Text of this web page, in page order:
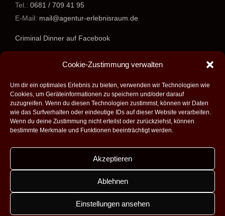
Cookie-Zustimmung verwalten
Um dir ein optimales Erlebnis zu bieten, verwenden wir Technologien wie
Cookies, um Geräteinformationen zu speichern und/oder darauf
zuzugreifen. Wenn du diesen Technologien zustimmst, können wir Daten
wie das Surfverhalten oder eindeutige IDs auf dieser Website verarbeiten.
Wenn du deine Zustimmung nicht erteilst oder zurückziehst, können
bestimmte Merkmale und Funktionen beeinträchtigt werden.
Akzeptieren
Ablehnen
Einstellungen ansehen
Tel.: 0681 / 709 41 95
E-Mail: mail@agentur-erlebnisraum.de
Criminal Dinner auf Facebook
Alle Rechte vorbehalten - 2026 -Agentur Erlebnisraum GmbH|
Fabian Theobald - Medienproduktion aus Saarbrücken
FacebookInstagram